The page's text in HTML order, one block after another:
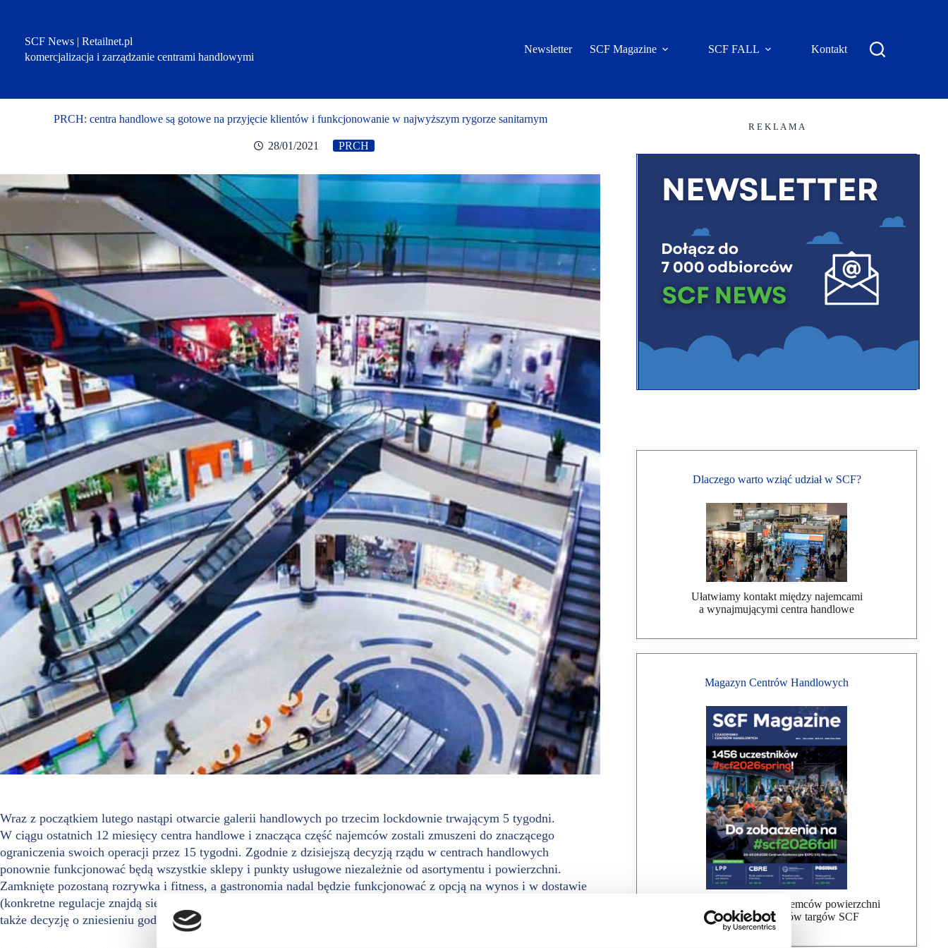
SCF News | Retailnet.pl
komercjalizacja i zarządzanie centrami handlowymi
Newsletter SCF Magazine SCF FALL Kontakt
PRCH: centra handlowe są gotowe na przyjęcie klientów i funkcjonowanie w najwyższym rygorze sanitarnym
28/01/2021 PRCH
Wraz z początkiem lutego nastąpi otwarcie galerii handlowych po trzecim lockdownie trwającym 5 tygodni.
W ciągu ostatnich 12 miesięcy centra handlowe i znacząca część najemców zostali zmuszeni do znaczącego
ograniczenia swoich operacji przez 15 tygodni. Zgodnie z dzisiejszą decyzją rządu w centrach handlowych
ponownie funkcjonować będą wszystkie sklepy i punkty usługowe niezależnie od asortymentu i powierzchni.
Zamknięte pozostaną rozrywka i fitness, a gastronomia nadal będzie funkcjonować z opcją na wynos i w dostawie
(konkretne regulacje znajdą się w obowiązującym od 1 lutego 2021 r. rozporządzeniu epidemicznym). Rząd podjął
także decyzję o zniesieniu godzin dla seniorów.
R E K L A M A
Dlaczego warto wziąć udział w SCF?
Ułatwiamy kontakt między najemcami
a wynajmującymi centra handlowe
Magazyn Centrów Handlowych
Bezpłatna wysyłka dla najemców powierzchni
handlowej, uczestników targów SCF